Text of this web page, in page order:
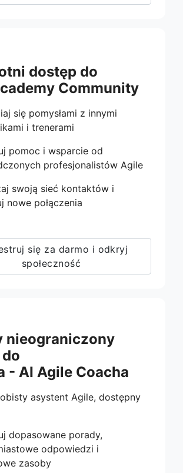
dostęp do
Community
się pomysłami z innymi
i trenerami
pomoc i wsparcie od
profesjonalistów Agile
swoją sieć kontaktów i
nowe połączenia
się za darmo i odkryj
społeczność
nieograniczony
- AI Agile Coacha
asystent Agile, dostępny
dopasowane porady,
odpowiedzi i
zasoby